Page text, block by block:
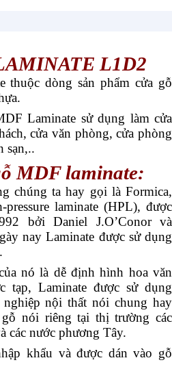
L1D2
thuộc dòng sản phẩm cửa gỗ
Laminate sử dụng làm cửa
cửa văn phòng, cửa phòng
sạn,..
MDF laminate:
chúng ta hay gọi là Formica,
laminate (HPL), được
bởi Daniel J.O’Conor và
nay Laminate được sử dụng
nó là dễ định hình hoa văn
tạp, Laminate được sử dụng
nội thất nói chung hay
nói riêng tại thị trường các
các nước phương Tây.
khẩu và được dán vào gỗ